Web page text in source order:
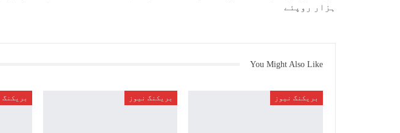
ہزار روپئے
You Might Also Like
بریکنگ نیوز بریکنگ نیوز بریکنگ